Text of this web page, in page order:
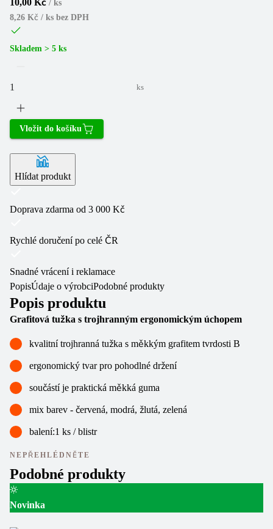
10,00 Kč / ks
8,26 Kč / ks bez DPH
Skladem > 5 ks
ks
Vložit do košíku
Hlídat produkt
Doprava zdarma od 3 000 Kč
Rychlé doručení po celé ČR
Snadné vrácení i reklamace
PopisÚdaje o výrobciPodobné produkty
Popis produktu
Grafitová tužka s trojhranným ergonomickým úchopem
kvalitní trojhranná tužka s měkkým grafitem tvrdosti B
ergonomický tvar pro pohodlné držení
součástí je praktická měkká guma
mix barev - červená, modrá, žlutá, zelená
balení:1 ks / blistr
NEPŘEHLÉDNĚTE
Podobné produkty
Novinka